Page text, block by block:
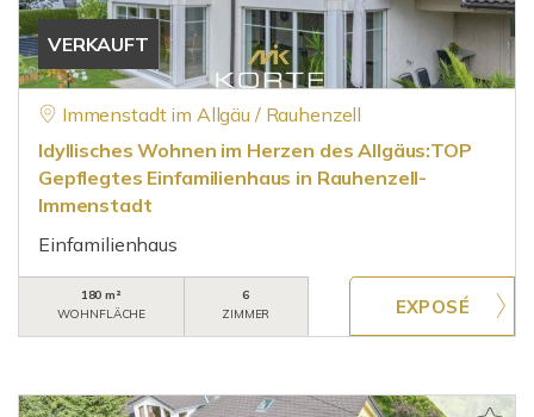
VERKAUFT
Immenstadt im Allgäu / Rauhenzell
Idyllisches Wohnen im Herzen des Allgäus:TOP
Gepflegtes Einfamilienhaus in Rauhenzell-
Immenstadt
Einfamilienhaus
180 m²
WOHNFLÄCHE
6
ZIMMER